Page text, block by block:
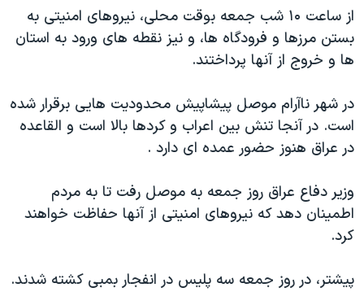
فرهنگ و زندگی
حقوق شهروندی
اقتصادی
علم و فناوری
اسرائیل در جنگ
گالری عکس
آرشیو پخش زنده
مستندها
انتخابات ریاست جمهوری آمریکا ۲۰۲۴
حمله جمهوری اسلامی به اسرائیل
رمز مهسا
ورزش زنان در ایران
اعتراضات زن، زندگی، آزادی
مجموعه مستندهای دادخواهی
تریبونال مردمی آبان ۹۸
چهل سال گروگان‌گیری
دنبال کنید
زبانهای مختلف
از ساعت ۱۰ شب جمعه بوقت محلی، نیروهای امنیتی به
بستن مرزها و فرودگاه ها، و نیز نقطه های ورود به استان
ها و خروج از آنها پرداختند.
در شهر ناآرام موصل پیشاپیش محدودیت هایی برقرار شده
است. در آنجا تنش بین اعراب و کردها بالا است و القاعده
در عراق هنوز حضور عمده ای دارد .
وزیر دفاع عراق روز جمعه به موصل رفت تا به مردم
اطمینان دهد که نیروهای امنیتی از آنها حفاظت خواهند
کرد.
پیشتر، در روز جمعه سه پلیس در انفجار بمبی کشته شدند.